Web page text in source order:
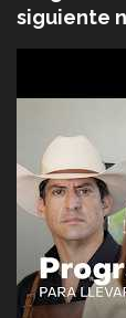
siguiente